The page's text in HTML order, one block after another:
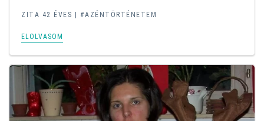
ZITA 42 ÉVES | #AZÉNTÖRTÉNETEM
ELOLVASOM